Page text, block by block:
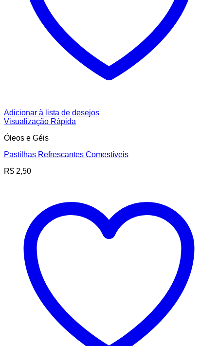
Adicionar à lista de desejos
Visualização Rápida
Óleos e Géis
Pastilhas Refrescantes Comestíveis
R$ 2,50